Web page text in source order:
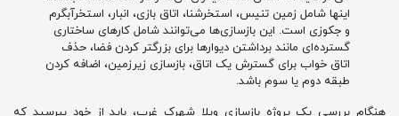
اینها شامل زمین تنیس، استخرشنا، اتاق بازی، انبار، استخرآبگرم
و جکوزی است. این بازسازی‌ها می‌توانند شامل کارهای ساختاری
گسترده‌ای مانند برداشتن دیوارها برای بزرگتر کردن فضا، حذف
اتاق خواب برای گسترش یک اتاق، بازسازی زیرزمین، اضافه کردن
طبقه دوم یا سوم باشد.
هنگام بررسی یک پروژه بازسازی ویلا شهرک غرب، باید از خود بپرسید که